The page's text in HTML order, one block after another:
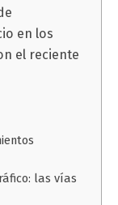
en los
el reciente
las vías